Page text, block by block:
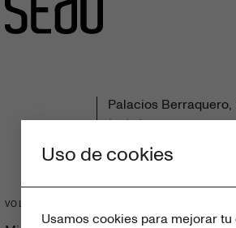
Palacios Berraquero,
1 artículos
VOLUMEN 56
Uso de cookies
Usamos cookies para mejorar